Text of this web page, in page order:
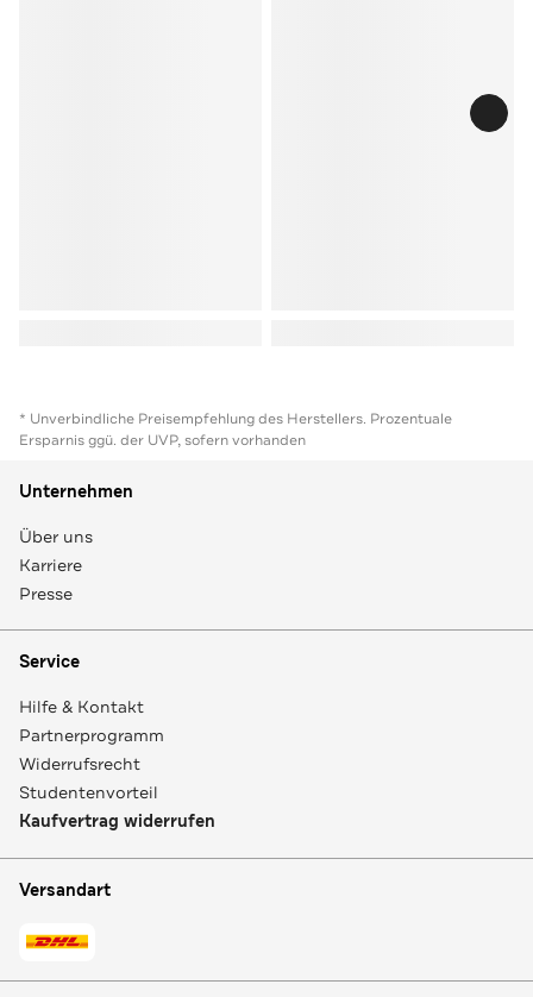
* Unverbindliche Preisempfehlung des Herstellers. Prozentuale
Ersparnis ggü. der UVP, sofern vorhanden
Unternehmen
Über uns
Karriere
Presse
Service
Hilfe & Kontakt
Partnerprogramm
Widerrufsrecht
Studentenvorteil
Kaufvertrag widerrufen
Versandart